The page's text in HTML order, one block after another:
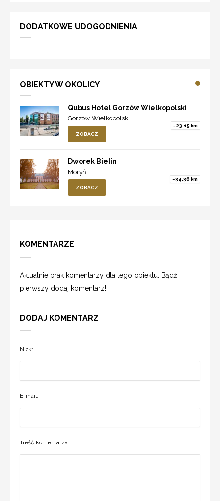
DODATKOWE UDOGODNIENIA
OBIEKTY W OKOLICY
Qubus Hotel Gorzów Wielkopolski
Gorzów Wielkopolski
~23.15 km
ZOBACZ
Dworek Bielin
Moryń
~34.36 km
ZOBACZ
KOMENTARZE
Aktualnie brak komentarzy dla tego obiektu. Bądź
pierwszy dodaj komentarz!
DODAJ KOMENTARZ
Nick:
E-mail:
Treść komentarza: